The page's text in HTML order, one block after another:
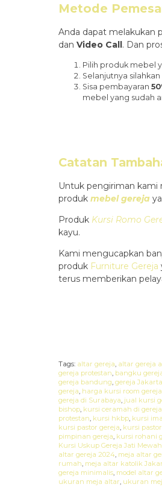
Metode
Anda dapat melakukan
dan Video Call. Dan
Pilih produk mebel
Selanjutnya
Sisa pembayaran
mebel yang sudah
Catatan
Untuk pengiriman kami
produk mebel gereja
Produk Kursi Romo
kayu.
Kami mengucapkan
produk Furniture Gereja
terus memberikan
Tags: altar gereja, altar gereja
gereja protestan, bangku
gereja bandung, gereja Jakarta
gereja, harga kursi room gereja
gereja di Surabaya, jual kursi
bishop, kursi ceramah di gereja
protestan, kursi hkbp, kursi
kursi pastor gereja, kursi
pimpinan gereja, kursi rohani
Kursi Uskup Gereja Jati Mewah
altar gereja 2024, meja altar
rumah, meja altar katolik
gereja minimalis, model altar
ukuran meja altar, ukuran